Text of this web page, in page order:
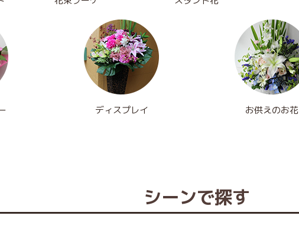
ディスプレイ お供えのお花
シーンで探す